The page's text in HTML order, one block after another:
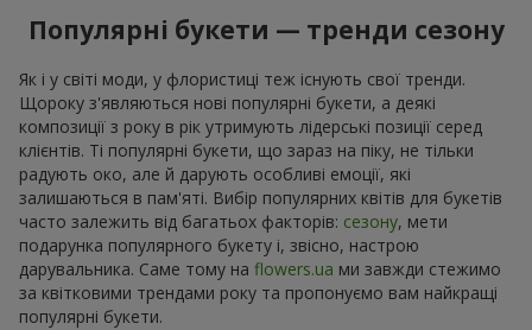
Популярні букети — тренди сезону
Як і у світі моди, у флористиці теж існують свої тренди.
Щороку з'являються нові популярні букети, а деякі
композиції з року в рік утримують лідерські позиції серед
клієнтів. Ті популярні букети, що зараз на піку, не тільки
радують око, але й дарують особливі емоції, які
залишаються в пам'яті. Вибір популярних квітів для букетів
часто залежить від багатьох факторів: сезону, мети
подарунка популярного букету і, звісно, настрою
дарувальника. Саме тому на flowers.ua ми завжди стежимо
за квітковими трендами року та пропонуємо вам найкращі
популярні букети.